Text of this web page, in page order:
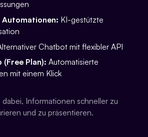
KI-gestützte
Chatbot mit flexibler API
(Free Plan): Automatisierte
mit einem Klick
Informationen schneller zu
und zu präsentieren.